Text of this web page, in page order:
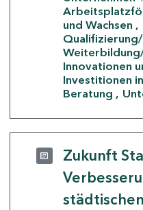
und Wachsen
Innovationen
Investitionen
Beratung
Zukunft